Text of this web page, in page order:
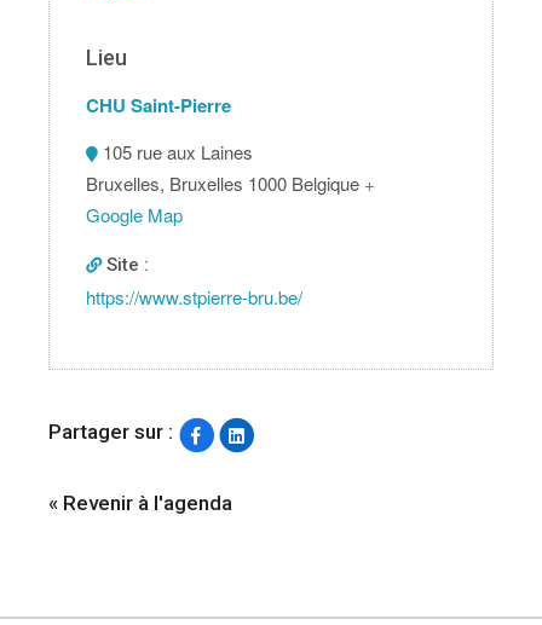
Lieu
CHU Saint-Pierre
105 rue aux Laines
Bruxelles, Bruxelles 1000 Belgique +
Google Map
Site :
https://www.stpierre-bru.be/
Partager sur :
« Revenir à l'agenda